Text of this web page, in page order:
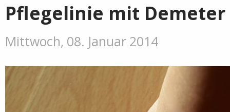
Pflegelinie mit
Mittwoch, 08. Januar 2014